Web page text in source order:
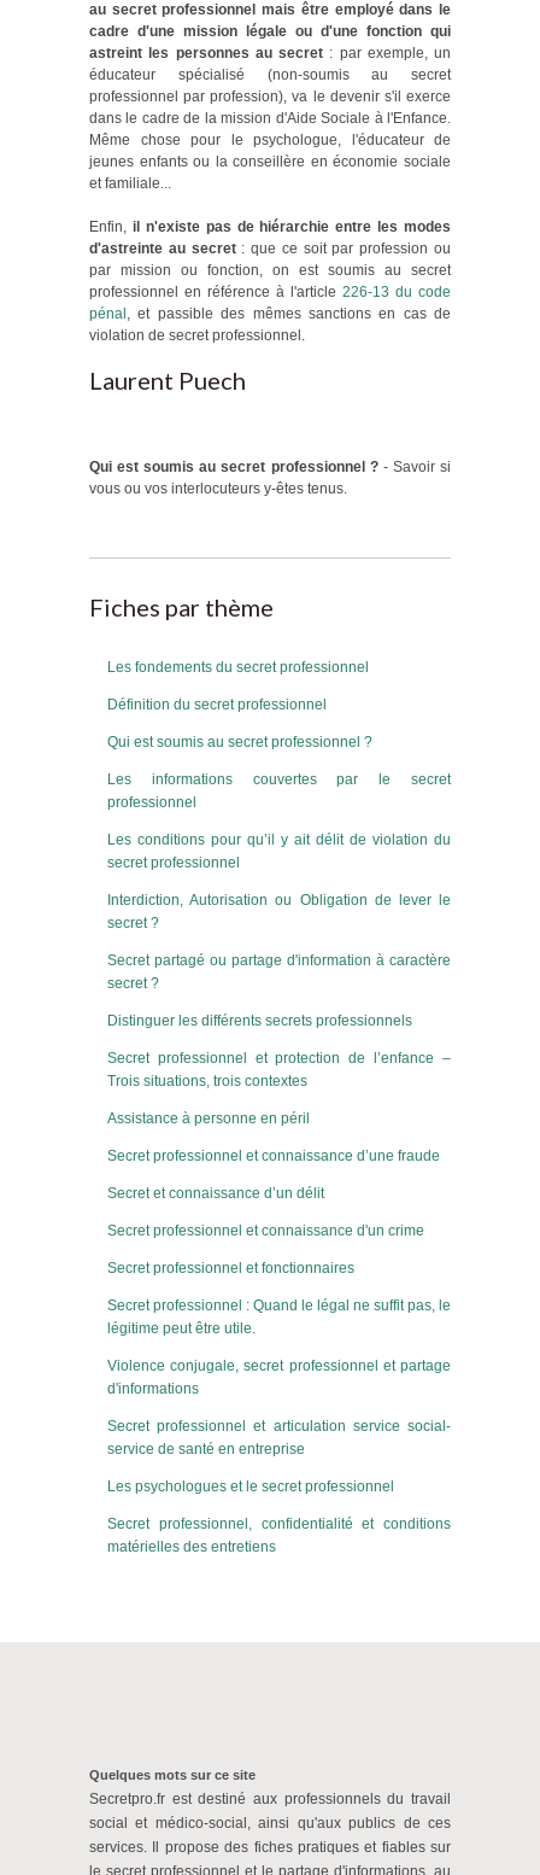
au secret professionnel mais être employé dans le
cadre d'une mission légale ou d'une fonction qui
astreint les personnes au secret : par exemple, un
éducateur spécialisé (non-soumis au secret
professionnel par profession), va le devenir s'il exerce
dans le cadre de la mission d'Aide Sociale à l'Enfance.
Même chose pour le psychologue, l'éducateur de
jeunes enfants ou la conseillère en économie sociale
et familiale...
Enfin, il n'existe pas de hiérarchie entre les modes
d'astreinte au secret: que ce soit par profession ou
par mission ou fonction, on est soumis au secret
professionnel en référence à l'article 226-13 du code
pénal , et passible des mêmes sanctions en cas de
violation de secret professionnel.
Laurent Puech
Qui est soumis au secret professionnel ?- Savoir si
vous ou vos interlocuteurs y-êtes tenus.
Fiches par thème
Les fondements du secret professionnel
Définition du secret professionnel
Qui est soumis au secret professionnel ?
Les informations couvertes par le secret
professionnel
Les conditions pour qu’il y ait délit de violation du
secret professionnel
Interdiction, Autorisation ou Obligation de lever le
secret ?
Secret partagé ou partage d'information à caractère
secret ?
Distinguer les différents secrets professionnels
Secret professionnel et protection de l’enfance –
Trois situations, trois contextes
Assistance à personne en péril
Secret professionnel et connaissance d’une fraude
Secret et connaissance d’un délit
Secret professionnel et connaissance d'un crime
Secret professionnel et fonctionnaires
Secret professionnel : Quand le légal ne suffit pas, le
légitime peut être utile.
Violence conjugale, secret professionnel et partage
d'informations
Secret professionnel et articulation service social-
service de santé en entreprise
Les psychologues et le secret professionnel
Secret professionnel, confidentialité et conditions
matérielles des entretiens
Quelques mots sur ce site
Secretpro.fr est destiné aux professionnels du travail
social et médico-social, ainsi qu'aux publics de ces
services. Il propose des fiches pratiques et fiables sur
le secret professionnel et le partage d'informations, au